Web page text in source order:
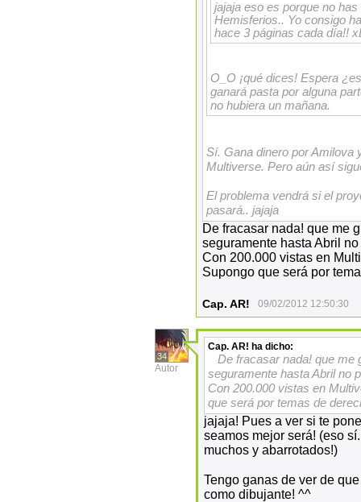
jajaja eso es porque no
Hemisferios.. Yo consigo
hace 3 páginas cada día!!
O_O ¡qué dices! Espera
ganará pasta por alguna
no hubiera un mañana.
Sí. Gana dinero por Amilova
Multiverse. Pero aún así
El problema vendrá si el
pasará.. jajaja
De fracasar nada! que me
seguramente hasta Abril
Con 200.000 vistas en
Supongo que será por
Cap. AR! 09/02/2012 12:50:30
34
Autor
Cap. AR! ha dicho:
De fracasar nada! que me
seguramente hasta Abril no
Con 200.000 vistas en
que será por temas de
jajaja! Pues a ver si te
seamos mejor será! (eso
muchos y abarrotados!)
Tengo ganas de ver de
como dibujante! ^^